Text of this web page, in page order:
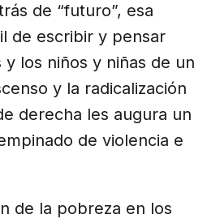
de “futuro”, esa
de escribir y pensar
y los niños y niñas de un
y la radicalización
derecha les augura un
de violencia e
de la pobreza en los